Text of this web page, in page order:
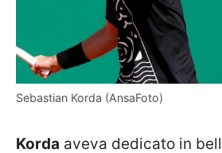
Sebastian Korda (AnsaFoto)
Korda aveva dedicato in